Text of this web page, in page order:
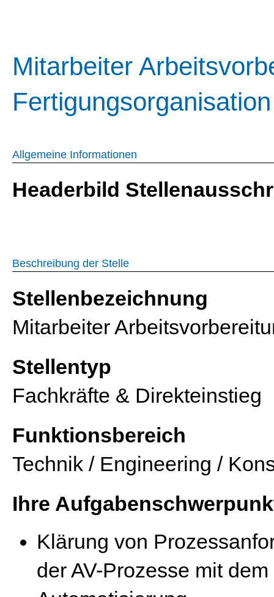
Mitarbeiter
Allgemeine Informationen
Headerbild
Beschreibung der Stelle
Stellenbezeichnung
Mitarbeiter
Stellentyp
Fachkräfte & Direkteinstieg
Funktionsbereich
Technik / Engineering /
Ihre
Klärung von
der AV-Prozesse mit